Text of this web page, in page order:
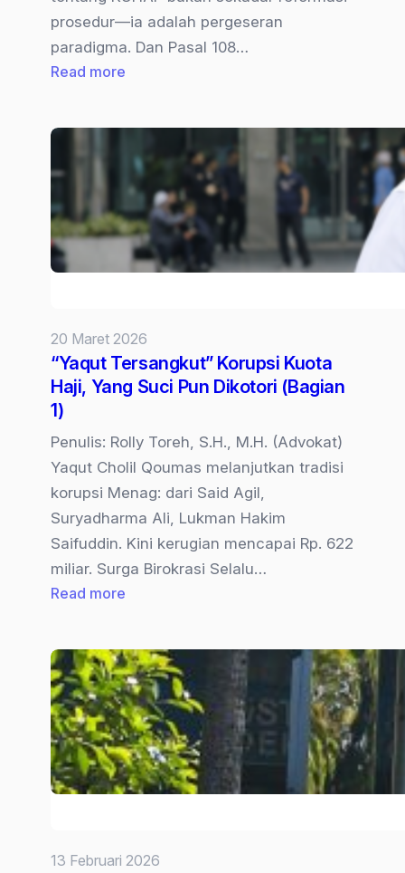
prosedur—ia adalah pergeseran
paradigma. Dan Pasal 108…
Read more
Tamu”:
Mengapa
Mantan
Menteri
Agama
di
Rumah
Sendiri?
3)
20 Maret 2026
“Yaqut Tersangkut” Korupsi Kuota
Haji, Yang Suci Pun Dikotori (Bagian
1)
Penulis: Rolly Toreh, S.H., M.H. (Advokat)
Yaqut Cholil Qoumas melanjutkan tradisi
korupsi Menag: dari Said Agil,
Suryadharma Ali, Lukman Hakim
Saifuddin. Kini kerugian mencapai Rp. 622
miliar. Surga Birokrasi Selalu…
Read more
Korupsi
Kuota
Haji,
Yang
Suci
Pun
1)
13 Februari 2026